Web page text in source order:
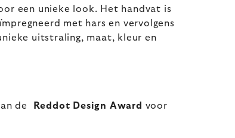
een unieke look. Het handvat is
met hars en vervolgens
uitstraling, maat, kleur en
de Reddot Design Award voor